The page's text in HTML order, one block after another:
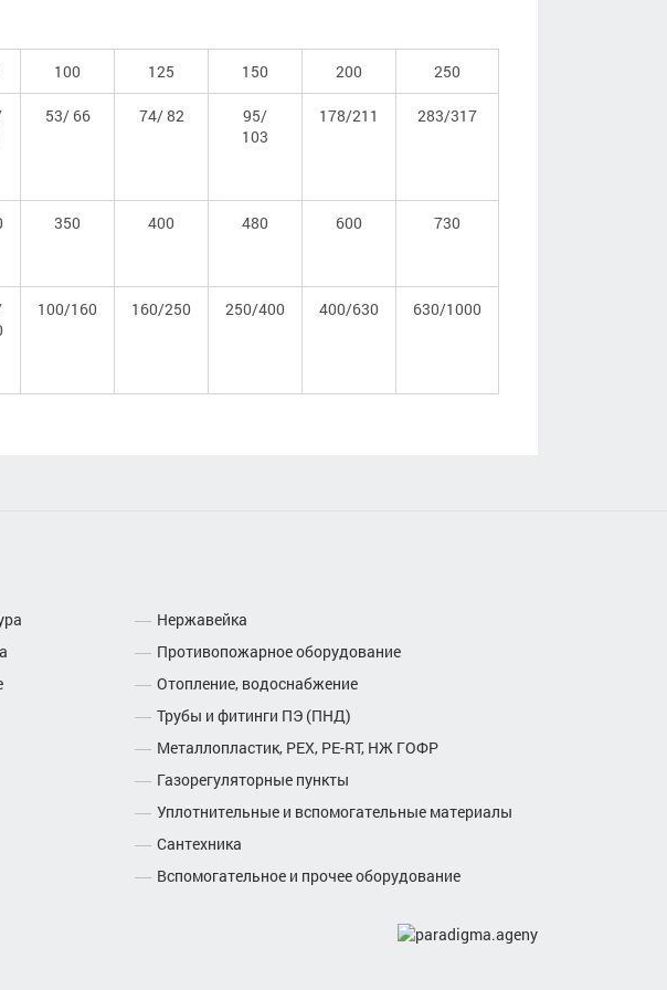
100 125 150 200 250
53/ 66 74/ 82
95/
103
178/211 283/317
350 400 480 600 730
100/160 160/250 250/400 400/630 630/1000
Нержавейка
Противопожарное оборудование
Отопление, водоснабжение
Трубы и фитинги ПЭ (ПНД)
Металлопластик, РЕХ, РЕ-RТ, НЖ ГОФР
Газорегуляторные пункты
Уплотнительные и вспомогательные материалы
Сантехника
Вспомогательное и прочее оборудование